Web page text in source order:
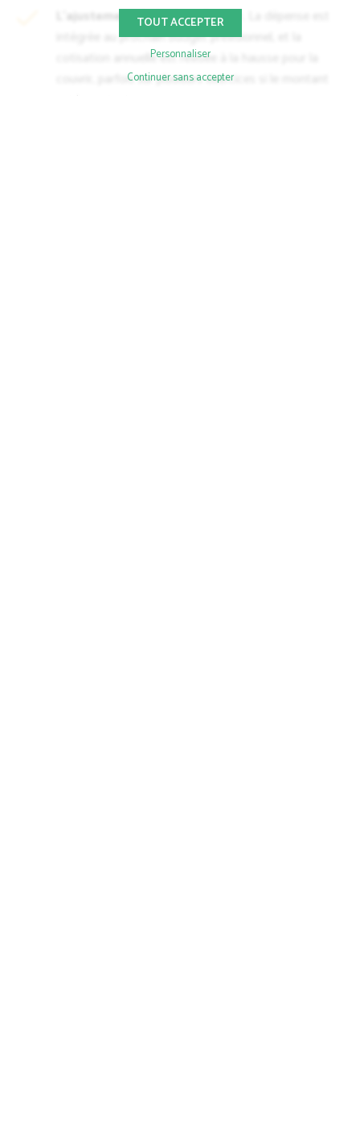
L'ajustement du budget à venir.
intégrée au prochain budget prévisionnel, et la
cotisation annuelle est révisée à la hausse pour la
couvrir, parfois sur plusieurs exercices si le montant
TOUT ACCEPTER
Personnaliser
Continuer sans accepter